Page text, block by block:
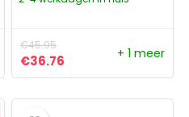
€65.95.
€45.95
Oorspronkelijke prijs
€36.76 Huidige prijs is:
+ 1 meer